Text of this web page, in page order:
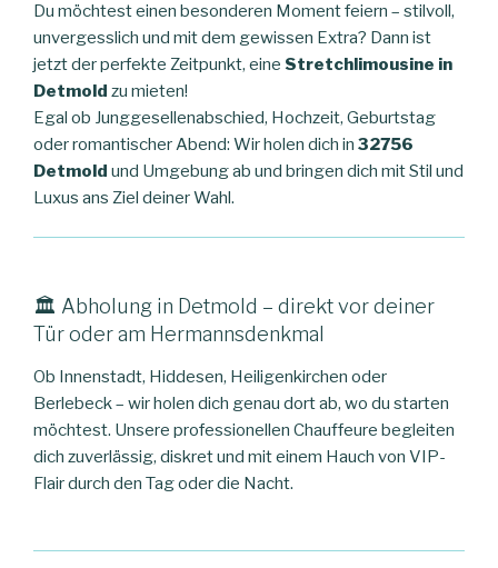
Du möchtest einen besonderen Moment feiern – stilvoll,
unvergesslich und mit dem gewissen Extra? Dann ist
jetzt der perfekte Zeitpunkt, eine Stretchlimousine in
Detmold zu mieten!
Egal ob Junggesellenabschied, Hochzeit, Geburtstag
oder romantischer Abend: Wir holen dich in 32756
Detmold und Umgebung ab und bringen dich mit Stil und
Luxus ans Ziel deiner Wahl.
🏛️ Abholung in Detmold – direkt vor deiner
Tür oder am Hermannsdenkmal
Ob Innenstadt, Hiddesen, Heiligenkirchen oder
Berlebeck – wir holen dich genau dort ab, wo du starten
möchtest. Unsere professionellen Chauffeure begleiten
dich zuverlässig, diskret und mit einem Hauch von VIP-
Flair durch den Tag oder die Nacht.